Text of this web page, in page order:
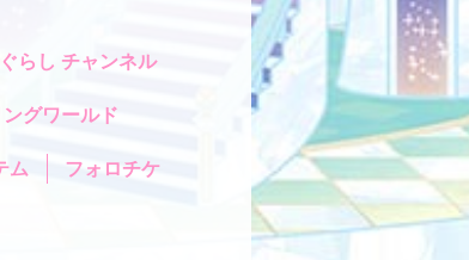
らし チャンネル
グワールド
ム フォロチケ